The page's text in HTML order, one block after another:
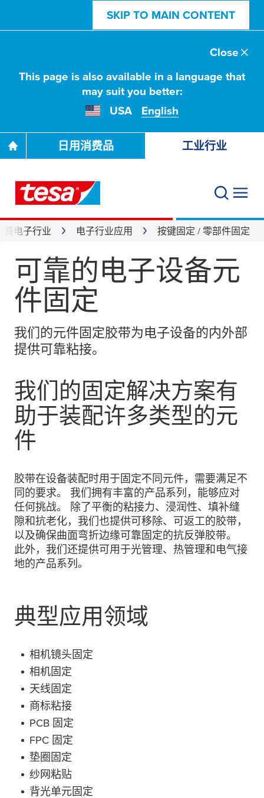
SKIP TO MAIN CONTENT
This page is also available in a language that
may suit you better:
USA
English
Close
日用消费品 工业行业
费电子行业 电子行业应用 按键固定 / 零部件固定
可靠的电子设备元
件固定
我们的元件固定胶带为电子设备的内外部
提供可靠粘接。
我们的固定解决方案有
助于装配许多类型的元
件
胶带在设备装配时用于固定不同元件，需要满足不
同的要求。 我们拥有丰富的产品系列，能够应对
任何挑战。 除了平衡的粘接力、浸润性、填补缝
隙和抗老化，我们也提供可移除、可返工的胶带，
以及确保曲面弯折边缘可靠固定的抗反弹胶带。
此外，我们还提供可用于光管理、热管理和电气接
地的产品系列。
典型应用领域
相机镜头固定
相机固定
天线固定
商标粘接
PCB 固定
FPC 固定
垫圈固定
纱网粘贴
背光单元固定